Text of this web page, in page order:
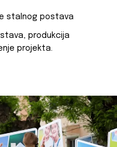
stalnog postava
produkcija
projekta.